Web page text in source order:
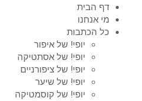
דף הבית
מי אנחנו
כל הכתבות
יופי! של איפור
יופי! של אסתטיקה
יופי! של ציפורניים
יופי! של שיער
יופי! של קוסמטיקה